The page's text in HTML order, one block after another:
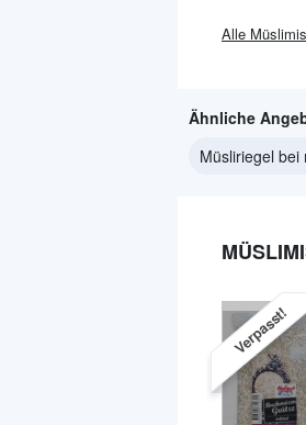
Alle
Ähnliche
Müsliriegel bei
Verpasst!